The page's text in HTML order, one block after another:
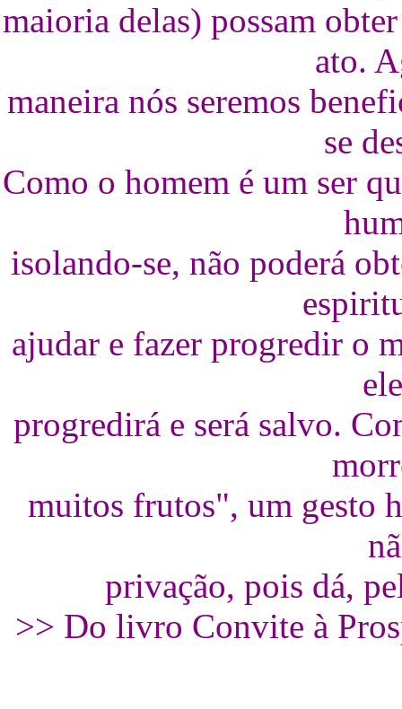
maioria delas) possam
ato.
maneira nós seremos
se
Como o homem é um ser
isolando-se, não poderá
ajudar e fazer progredir o
progredirá e será salvo.
muitos frutos", um gesto
privação, pois dá,
>> Do livro Convite à